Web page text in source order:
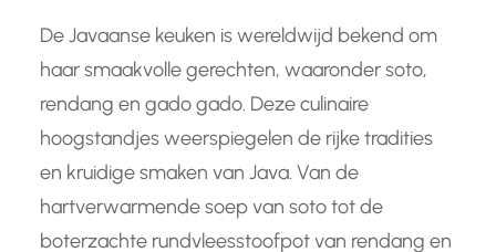
De Javaanse keuken is wereldwijd bekend om
haar smaakvolle gerechten, waaronder soto,
rendang en gado gado. Deze culinaire
hoogstandjes weerspiegelen de rijke tradities
en kruidige smaken van Java. Van de
hartverwarmende soep van soto tot de
boterzachte rundvleesstoofpot van rendang en